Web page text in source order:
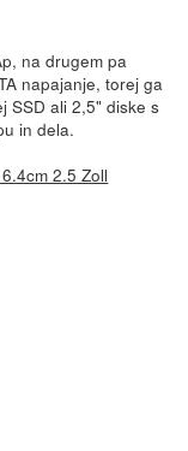
na drugem pa
napajanje, torej ga
SSD ali 2,5" diske s
in dela.
2.5 Zoll